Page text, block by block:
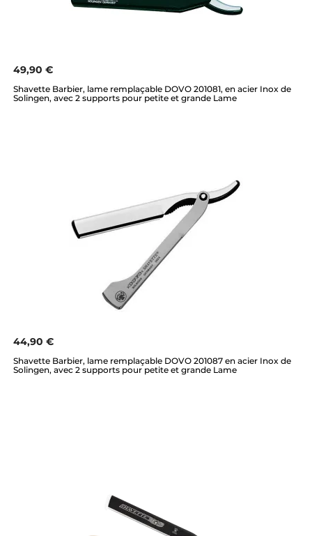
49,90 €
Shavette Barbier, lame remplaçable DOVO 201081, en acier Inox de
Solingen, avec 2 supports pour petite et grande Lame
44,90 €
Shavette Barbier, lame remplaçable DOVO 201087 en acier Inox de
Solingen, avec 2 supports pour petite et grande Lame